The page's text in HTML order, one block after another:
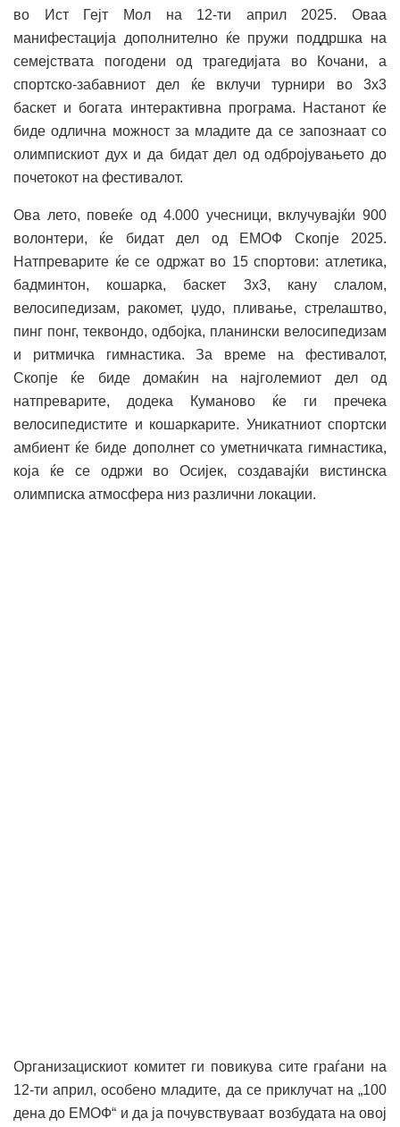
во Ист Гејт Мол на 12-ти април 2025. Оваа
манифестација дополнително ќе пружи поддршка на
семејствата погодени од трагедијата во Кочани, а
спортско-забавниот дел ќе вклучи турнири во 3х3
баскет и богата интерактивна програма. Настанот ќе
биде одлична можност за младите да се запознаат со
олимпискиот дух и да бидат дел од одбројувањето до
почетокот на фестивалот.
Ова лето, повеќе од 4.000 учесници, вклучувајќи 900
волонтери, ќе бидат дел од ЕМОФ Скопје 2025.
Натпреварите ќе се одржат во 15 спортови: атлетика,
бадминтон, кошарка, баскет 3х3, кану слалом,
велосипедизам, ракомет, џудо, пливање, стрелаштво,
пинг понг, теквондо, одбојка, планински велосипедизам
и ритмичка гимнастика. За време на фестивалот,
Скопје ќе биде домаќин на најголемиот дел од
натпреварите, додека Куманово ќе ги пречека
велосипедистите и кошаркарите. Уникатниот спортски
амбиент ќе биде дополнет со уметничката гимнастика,
која ќе се одржи во Осиjек, создавајќи вистинска
олимписка атмосфера низ различни локации.
Организацискиот комитет ги повикува сите граѓани на
12-ти април, особено младите, да се приклучат на „100
дена до ЕМОФ“ и да ја почувствуваат возбудата на овој